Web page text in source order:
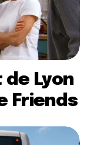
Lyon
Friends